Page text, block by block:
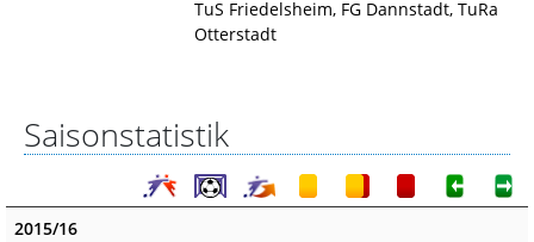
TuS Friedelsheim, FG Dannstadt, TuRa
Otterstadt
Saisonstatistik
2015/16